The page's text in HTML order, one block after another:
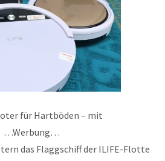
für Hartböden – mit
…Werbung…
das Flaggschiff der ILIFE-Flotte